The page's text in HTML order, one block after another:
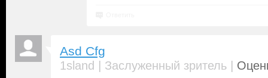
Asd Cfg
1sland | Заслуженный зритель |